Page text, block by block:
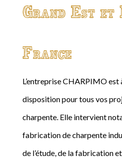
Grand Est et
France
L’entreprise CHARPIMO
disposition pour tous vos
charpente. Elle intervient
fabrication de charpente
de l’étude, de la fabrication